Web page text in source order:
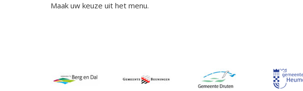
Maak uw keuze uit het menu.